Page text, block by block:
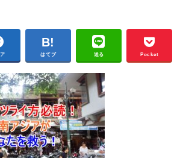
はてブ 送る Pocket